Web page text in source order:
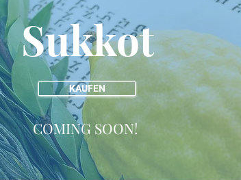
Sukkot
KAUFEN
COMING SOON!